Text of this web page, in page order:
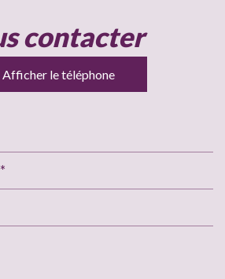
contacter
Afficher le téléphone